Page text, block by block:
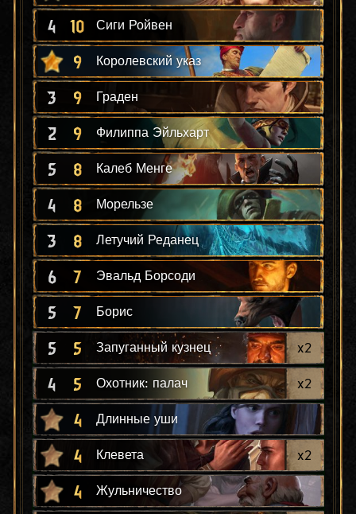
4 10 Сиги Ройвен
9 Королевский указ
3 9 Граден
2 9 Филиппа Эйльхарт
5 8 Калеб Менге
4 8 Морельзе
3 8 Летучий Реданец
6 7 Эвальд Борсоди
5 7 Борис
5 5 Запуганный кузнец x2
4 5 Охотник: палач x2
4 Длинные уши
4 Клевета x2
4 Жульничество